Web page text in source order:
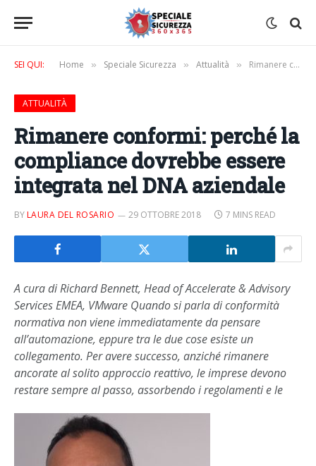
SEI QUI: Home » Speciale Sicurezza » Attualità » Rimanere conformi: perché la compliance dovrebbe essere integrata nel DNA aziendale
ATTUALITÀ
Rimanere conformi: perché la
compliance dovrebbe essere
integrata nel DNA aziendale
BYLAURA DEL ROSARIO 29 OTTOBRE 2018 7 MINS READ
A cura di Richard Bennett, Head of Accelerate & Advisory
Services EMEA, VMware Quando si parla di conformità
normativa non viene immediatamente da pensare
all’automazione, eppure tra le due cose esiste un
collegamento. Per avere successo, anziché rimanere
ancorate al solito approccio reattivo, le imprese devono
restare sempre al passo, assorbendo i regolamenti e le